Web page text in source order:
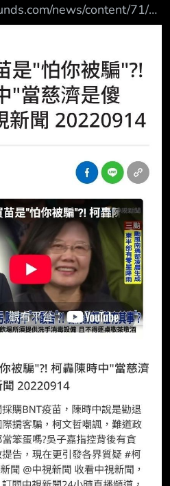
news/content/71/2
太報 3.完整新聞標題： 昔
」挨轟！陳時中：當年無數
見 4.完整新聞內容︰
/ 作者 綜合中心 律師陳昱
2021年間涉嫌假稱「上海
助慈濟基金會 購買疫苗，
方起訴才使 全案曝光。回
長陳時中擔任中央